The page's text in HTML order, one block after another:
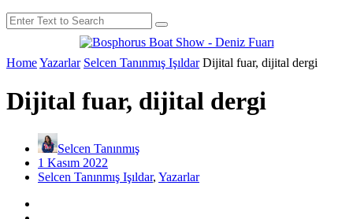
HomeYazarlar Selcen Tanınmış Işıldar Dijital fuar, dijital dergi
Dijital fuar, dijital dergi
Selcen Tanınmış
1 Kasım 2022
Selcen Tanınmış Işıldar, Yazarlar